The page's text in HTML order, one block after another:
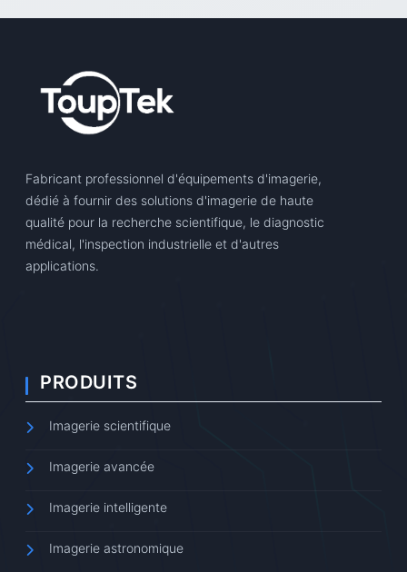
Fabricant professionnel d'équipements d'imagerie,
dédié à fournir des solutions d'imagerie de haute
qualité pour la recherche scientifique, le diagnostic
médical, l'inspection industrielle et d'autres
applications.
PRODUITS
Imagerie scientifique
Imagerie avancée
Imagerie intelligente
Imagerie astronomique